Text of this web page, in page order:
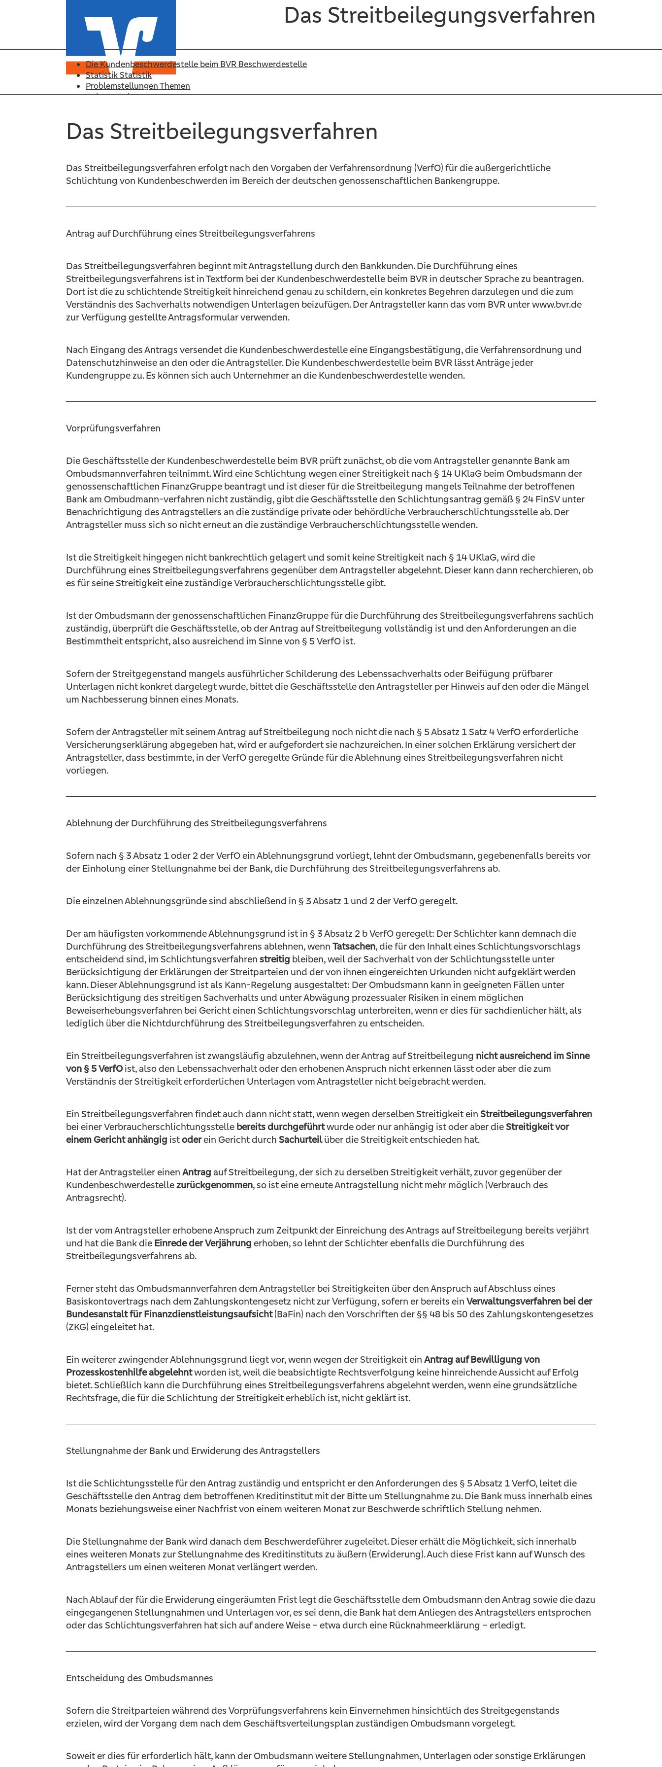
Das Streitbeilegungsverfahren
Die Kundenbeschwerdestelle beim BVR Beschwerdestelle
StatistikStatistik
ProblemstellungenThemen
AnhangAnhang
Beschwerdestelle
Statistik
Themen
Das Streitbeilegungsverfahren
Das Streitbeilegungsverfahren erfolgt nach den Vorgaben der Verfahrensordnung (VerfO) für die außergerichtliche
Schlichtung von Kundenbeschwerden im Bereich der deutschen genossenschaftlichen Bankengruppe.
Antrag auf Durchführung eines Streitbeilegungsverfahrens
Das Streitbeilegungsverfahren beginnt mit Antragstellung durch den Bankkunden. Die Durchführung eines
Streitbeilegungsverfahrens ist in Textform bei der Kundenbeschwerdestelle beim BVR in deutscher Sprache zu beantragen.
Dort ist die zu schlichtende Streitigkeit hinreichend genau zu schildern, ein konkretes Begehren darzulegen und die zum
Verständnis des Sachverhalts notwendigen Unterlagen beizufügen. Der Antragsteller kann das vom BVR unter www.bvr.de
zur Verfügung gestellte Antragsformular verwenden.
Nach Eingang des Antrags versendet die Kundenbeschwerdestelle eine Eingangsbestätigung, die Verfahrensordnung und
Datenschutzhinweise an den oder die Antragsteller. Die Kundenbeschwerdestelle beim BVR lässt Anträge jeder
Kundengruppe zu. Es können sich auch Unternehmer an die Kundenbeschwerdestelle wenden.
Vorprüfungsverfahren
Die Geschäftsstelle der Kundenbeschwerdestelle beim BVR prüft zunächst, ob die vom Antragsteller genannte Bank am
Ombudsmannverfahren teilnimmt. Wird eine Schlichtung wegen einer Streitigkeit nach § 14 UKlaG beim Ombudsmann der
genossenschaftlichen FinanzGruppe beantragt und ist dieser für die Streitbeilegung mangels Teilnahme der betroffenen
Bank am Ombudmann-verfahren nicht zuständig, gibt die Geschäftsstelle den Schlichtungsantrag gemäß § 24 FinSV unter
Benachrichtigung des Antragstellers an die zuständige private oder behördliche Verbraucherschlichtungsstelle ab. Der
Antragsteller muss sich so nicht erneut an die zuständige Verbraucherschlichtungsstelle wenden.
Ist die Streitigkeit hingegen nicht bankrechtlich gelagert und somit keine Streitigkeit nach § 14 UKlaG, wird die
Durchführung eines Streitbeilegungsverfahrens gegenüber dem Antragsteller abgelehnt. Dieser kann dann recherchieren, ob
es für seine Streitigkeit eine zuständige Verbraucherschlichtungsstelle gibt.
Ist der Ombudsmann der genossenschaftlichen FinanzGruppe für die Durchführung des Streitbeilegungsverfahrens sachlich
zuständig, überprüft die Geschäftsstelle, ob der Antrag auf Streitbeilegung vollständig ist und den Anforderungen an die
Bestimmtheit entspricht, also ausreichend im Sinne von § 5 VerfO ist.
Sofern der Streitgegenstand mangels ausführlicher Schilderung des Lebenssachverhalts oder Beifügung prüfbarer
Unterlagen nicht konkret dargelegt wurde, bittet die Geschäftsstelle den Antragsteller per Hinweis auf den oder die Mängel
um Nachbesserung binnen eines Monats.
Sofern der Antragsteller mit seinem Antrag auf Streitbeilegung noch nicht die nach § 5 Absatz 1 Satz 4 VerfO erforderliche
Versicherungserklärung abgegeben hat, wird er aufgefordert sie nachzureichen. In einer solchen Erklärung versichert der
Antragsteller, dass bestimmte, in der VerfO geregelte Gründe für die Ablehnung eines Streitbeilegungsverfahren nicht
vorliegen.
Ablehnung der Durchführung des Streitbeilegungsverfahrens
Sofern nach § 3 Absatz 1 oder 2 der VerfO ein Ablehnungsgrund vorliegt, lehnt der Ombudsmann, gegebenenfalls bereits vor
der Einholung einer Stellungnahme bei der Bank, die Durchführung des Streitbeilegungsverfahrens ab.
Die einzelnen Ablehnungsgründe sind abschließend in § 3 Absatz 1 und 2 der VerfO geregelt.
Der am häufigsten vorkommende Ablehnungsgrund ist in § 3 Absatz 2 b VerfO geregelt: Der Schlichter kann demnach die
Durchführung des Streitbeilegungsverfahrens ablehnen, wennTatsachen, die für den Inhalt eines Schlichtungsvorschlags
entscheidend sind, im Schlichtungsverfahrenstreitig bleiben, weil der Sachverhalt von der Schlichtungsstelle unter
Berücksichtigung der Erklärungen der Streitparteien und der von ihnen eingereichten Urkunden nicht aufgeklärt werden
kann. Dieser Ablehnungsgrund ist als Kann-Regelung ausgestaltet: Der Ombudsmann kann in geeigneten Fällen unter
Berücksichtigung des streitigen Sachverhalts und unter Abwägung prozessualer Risiken in einem möglichen
Beweiserhebungsverfahren bei Gericht einen Schlichtungsvorschlag unterbreiten, wenn er dies für sachdienlicher hält, als
lediglich über die Nichtdurchführung des Streitbeilegungsverfahren zu entscheiden.
Ein Streitbeilegungsverfahren ist zwangsläufig abzulehnen, wenn der Antrag auf Streitbeilegung nicht ausreichend im Sinne
von § 5 VerfOist, also den Lebenssachverhalt oder den erhobenen Anspruch nicht erkennen lässt oder aber die zum
Verständnis der Streitigkeit erforderlichen Unterlagen vom Antragsteller nicht beigebracht werden.
Ein Streitbeilegungsverfahren findet auch dann nicht statt, wenn wegen derselben Streitigkeit einStreitbeilegungsverfahren
bei einer Verbraucherschlichtungsstelle bereits durchgeführtwurde oder nur anhängig ist oder aber dieStreitigkeit vor
einem Gericht anhängig istoderein Gericht durchSachurteilüber die Streitigkeit entschieden hat.
Hat der Antragsteller einenAntrag auf Streitbeilegung, der sich zu derselben Streitigkeit verhält, zuvor gegenüber der
Kundenbeschwerdestellezurückgenommen, so ist eine erneute Antragstellung nicht mehr möglich (Verbrauch des
Antragsrecht).
Ist der vom Antragsteller erhobene Anspruch zum Zeitpunkt der Einreichung des Antrags auf Streitbeilegung bereits verjährt
und hat die Bank die Einrede der Verjährungerhoben, so lehnt der Schlichter ebenfalls die Durchführung des
Streitbeilegungsverfahrens ab.
Ferner steht das Ombudsmannverfahren dem Antragsteller bei Streitigkeiten über den Anspruch auf Abschluss eines
Basiskontovertrags nach dem Zahlungskontengesetz nicht zur Verfügung, sofern er bereits einVerwaltungsverfahren bei der
Bundesanstalt für Finanzdienstleistungsaufsicht(BaFin) nach den Vorschriften der §§ 48 bis 50 des Zahlungskontengesetzes
(ZKG) eingeleitet hat.
Ein weiterer zwingender Ablehnungsgrund liegt vor, wenn wegen der Streitigkeit einAntrag auf Bewilligung von
Prozesskostenhilfe abgelehntworden ist, weil die beabsichtigte Rechtsverfolgung keine hinreichende Aussicht auf Erfolg
bietet. Schließlich kann die Durchführung eines Streitbeilegungsverfahrens abgelehnt werden, wenn eine grundsätzliche
Rechtsfrage, die für die Schlichtung der Streitigkeit erheblich ist, nicht geklärt ist.
Stellungnahme der Bank und Erwiderung des Antragstellers
Ist die Schlichtungsstelle für den Antrag zuständig und entspricht er den Anforderungen des § 5 Absatz 1 VerfO, leitet die
Geschäftsstelle den Antrag dem betroffenen Kreditinstitut mit der Bitte um Stellungnahme zu. Die Bank muss innerhalb eines
Monats beziehungsweise einer Nachfrist von einem weiteren Monat zur Beschwerde schriftlich Stellung nehmen.
Die Stellungnahme der Bank wird danach dem Beschwerdeführer zugeleitet. Dieser erhält die Möglichkeit, sich innerhalb
eines weiteren Monats zur Stellungnahme des Kreditinstituts zu äußern (Erwiderung). Auch diese Frist kann auf Wunsch des
Antragstellers um einen weiteren Monat verlängert werden.
Nach Ablauf der für die Erwiderung eingeräumten Frist legt die Geschäftsstelle dem Ombudsmann den Antrag sowie die dazu
eingegangenen Stellungnahmen und Unterlagen vor, es sei denn, die Bank hat dem Anliegen des Antragstellers entsprochen
oder das Schlichtungsverfahren hat sich auf andere Weise – etwa durch eine Rücknahmeerklärung – erledigt.
Entscheidung des Ombudsmannes
Sofern die Streitparteien während des Vorprüfungsverfahrens kein Einvernehmen hinsichtlich des Streitgegenstands
erzielen, wird der Vorgang dem nach dem Geschäftsverteilungsplan zuständigen Ombudsmann vorgelegt.
Soweit er dies für erforderlich hält, kann der Ombudsmann weitere Stellungnahmen, Unterlagen oder sonstige Erklärungen